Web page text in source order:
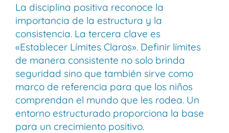
La disciplina positiva reconoce la
importancia de la estructura y la
consistencia. La tercera clave es
«Establecer Límites Claros». Definir límites
de manera consistente no solo brinda
seguridad sino que también sirve como
marco de referencia para que los niños
comprendan el mundo que les rodea. Un
entorno estructurado proporciona la base
para un crecimiento positivo.